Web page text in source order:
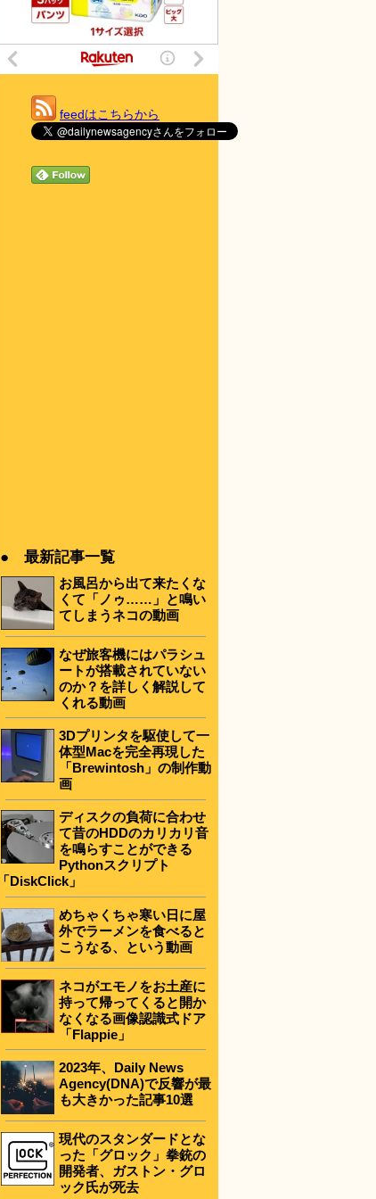
feedはこちらから
● 最新記事一覧
お風呂から出て来たくな
くて「ノゥ……」と鳴い
てしまうネコの動画
なぜ旅客機にはパラシュ
ートが搭載されていない
のか？を詳しく解説して
くれる動画
3Dプリンタを駆使して一
体型Macを完全再現した
「Brewintosh」の制作動
画
ディスクの負荷に合わせ
て昔のHDDのカリカリ音
を鳴らすことができる
Pythonスクリプト
「DiskClick」
めちゃくちゃ寒い日に屋
外でラーメンを食べると
こうなる、という動画
ネコがエモノをお土産に
持って帰ってくると開か
なくなる画像認識式ドア
「Flappie」
2023年、Daily News
Agency(DNA)で反響が最
も大きかった記事10選
現代のスタンダードとな
った「グロック」拳銃の
開発者、ガストン・グロ
ック氏が死去